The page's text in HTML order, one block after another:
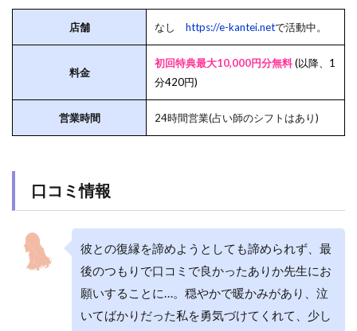
店舗 なし https://e-kantei.netで活動中。
料金
初回特典最大10,000円分無料(以降、1
分420円)
営業時間 24時間営業(占い師のシフトはあり)
口コミ情報
彼との復縁を諦めようとしても諦められず、最
後のつもりで口コミで良かったありか先生にお
願いすることに…。穏やかで暖かみがあり、泣
いてばかりだった私を勇気づけてくれて、少し